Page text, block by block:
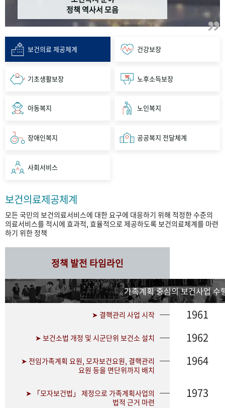
정책 역사서 모음
보건의료 제공체계 건강보장
기초생활보장 노후소득보장
아동복지 노인복지
장애인복지 공공복지 전달체계
사회서비스
보건의료제공체계
모든 국민의 보건의료서비스에 대한 요구에 대응하기 위해 적정한 수준의
의료서비스를 적시에 효과적, 효율적으로 제공하도록 보건의료체계를 마련
하기 위한 정책
정책 발전 타임라인
가족계획 중심의 보건사업 수
➤ 결핵관리 사업 시작 1961
➤ 보건소법 개정 및 시군단위 보건소 설치 1962
➤ 전임가족계획 요원, 모자보건요원, 결핵관리
요원 등을 면단위까지 배치
1964
➤ 「모자보건법」 제정으로 가족계획사업의
법적 근거 마련
1973